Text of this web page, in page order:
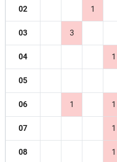
02 1
03 3
04 1
05
06 1 1
07 1
08 1